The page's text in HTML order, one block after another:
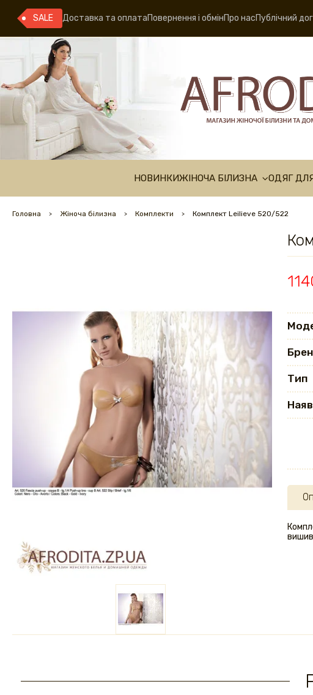
SALE Доставка та оплатаПовернення і обмінПро насПублічний
НОВИНКИЖІНОЧА БІЛИЗНА ОДЯГ
Головна Жіноча білизна Комплекти Комплект Leilieve 520/522
Тип